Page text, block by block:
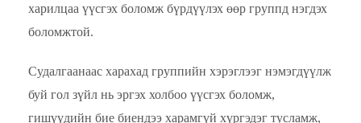
харилцаа үүсгэх боломж бүрдүүлэх өөр группд нэгдэх
боломжтой.
Судалгаанаас харахад группийн хэрэглээг нэмэгдүүлж
буй гол зүйл нь эргэх холбоо үүсгэх боломж,
гишүүдийн бие биендээ харамгүй хүргэдэг тусламж,